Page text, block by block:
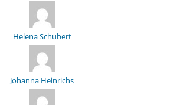
Helena Schubert
Johanna Heinrichs